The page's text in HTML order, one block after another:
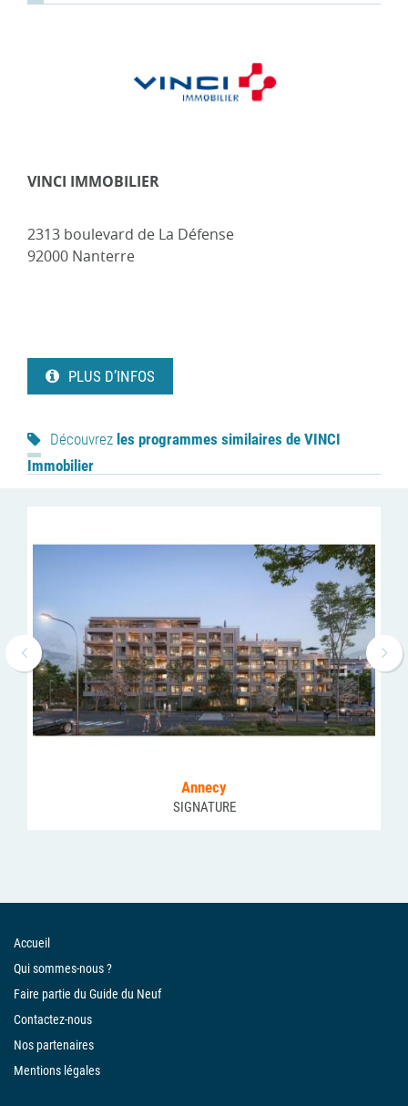
VINCI IMMOBILIER
2313 boulevard de La Défense
92000 Nanterre
PLUS D’INFOS
Découvrez les programmes similaires de VINCI
Immobilier
Annecy
SIGNATURE
Accueil
Qui sommes-nous ?
Faire partie du Guide du Neuf
Contactez-nous
Nos partenaires
Mentions légales